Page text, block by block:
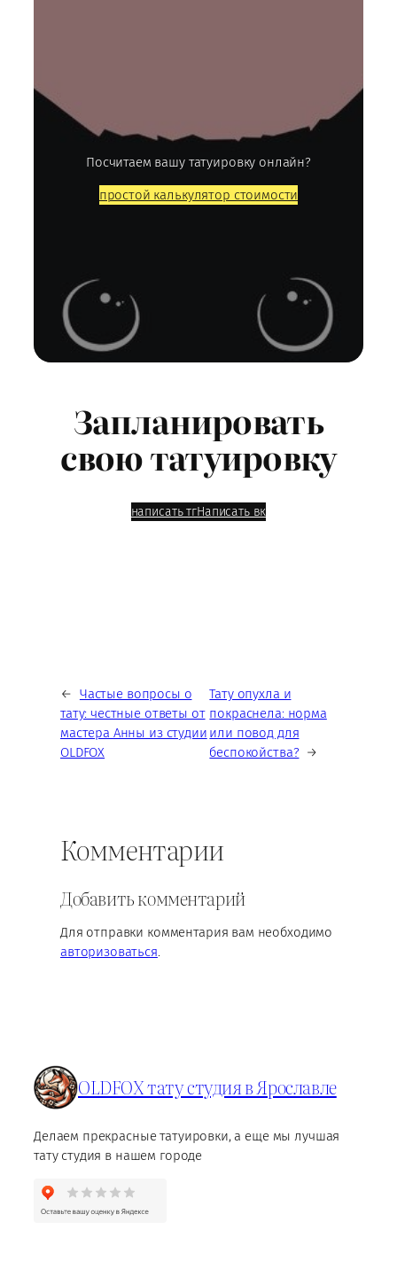
Посчитаем вашу татуировку онлайн?
простой калькулятор стоимости
Запланировать
свою татуировку
написать тгНаписать вк
← Частые вопросы о
тату: честные ответы от
мастера Анны из студии
OLDFOX
Тату опухла и
покраснела: норма
или повод для
беспокойства? →
Комментарии
Добавить комментарий
Для отправки комментария вам необходимо
авторизоваться.
OLDFOX тату студия в Ярославле
Делаем прекрасные татуировки, а еще мы лучшая
тату студия в нашем городе